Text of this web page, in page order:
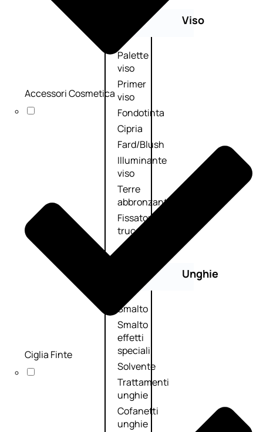
Viso
Palette
viso
Primer
viso
Fondotinta
Cipria
Fard/Blush
Illuminante
viso
Terre
abbronzanti
Fissatore
trucco
Unghie
Smalto
Smalto
effetti
speciali
Solvente
Trattamenti
unghie
Cofanetti
unghie
Accessori Cosmetica
Ciglia Finte